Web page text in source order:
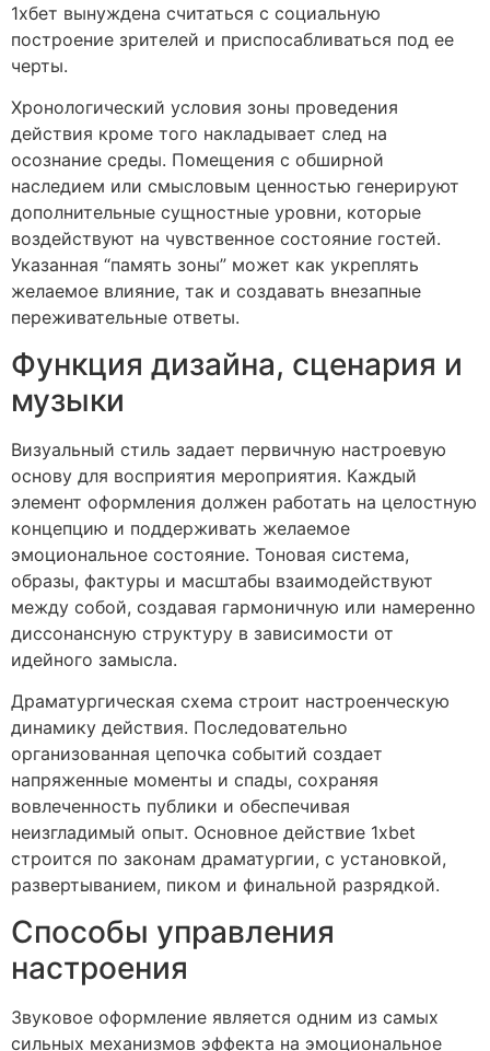
1хбет вынуждена считаться с социальную
построение зрителей и приспосабливаться под ее
черты.
Хронологический условия зоны проведения
действия кроме того накладывает след на
осознание среды. Помещения с обширной
наследием или смысловым ценностью генерируют
дополнительные сущностные уровни, которые
воздействуют на чувственное состояние гостей.
Указанная “память зоны” может как укреплять
желаемое влияние, так и создавать внезапные
переживательные ответы.
Функция дизайна, сценария и
музыки
Визуальный стиль задает первичную настроевую
основу для восприятия мероприятия. Каждый
элемент оформления должен работать на целостную
концепцию и поддерживать желаемое
эмоциональное состояние. Тоновая система,
образы, фактуры и масштабы взаимодействуют
между собой, создавая гармоничную или намеренно
диссонансную структуру в зависимости от
идейного замысла.
Драматургическая схема строит настроенческую
динамику действия. Последовательно
организованная цепочка событий создает
напряженные моменты и спады, сохраняя
вовлеченность публики и обеспечивая
неизгладимый опыт. Основное действие 1xbet
строится по законам драматургии, с установкой,
развертыванием, пиком и финальной разрядкой.
Способы управления
настроения
Звуковое оформление является одним из самых
сильных механизмов эффекта на эмоциональное